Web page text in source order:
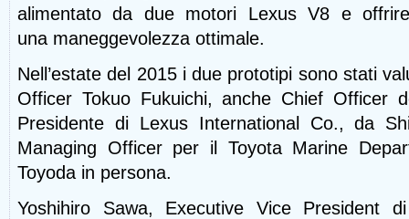
alimentato da due motori Lexus V8 e
una maneggevolezza ottimale.
Nell’estate del 2015 i due prototipi sono stati
Officer Tokuo Fukuichi, anche Chief Officer
Presidente di Lexus International Co., da
Managing Officer per il Toyota Marine
Toyoda in persona.
Yoshihiro Sawa, Executive Vice President